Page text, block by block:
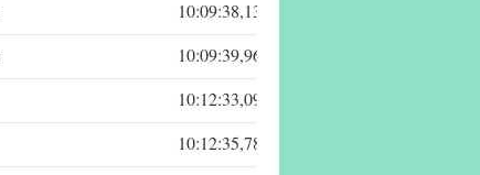
10:09:38,13
10:09:39,96
10:12:33,09
10:12:35,78